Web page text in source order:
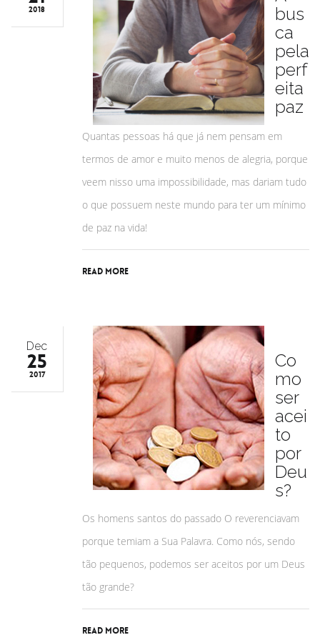
2018
bus
ca
pela
perf
eita
paz
Quantas pessoas há que já nem pensam em
termos de amor e muito menos de alegria, porque
veem nisso uma impossibilidade, mas dariam tudo
o que possuem neste mundo para ter um mínimo
de paz na vida!
Read More
Dec
25
2017
Co
mo
ser
acei
to
por
Deu
s?
Os homens santos do passado O reverenciavam
porque temiam a Sua Palavra. Como nós, sendo
tão pequenos, podemos ser aceitos por um Deus
tão grande?
Read More